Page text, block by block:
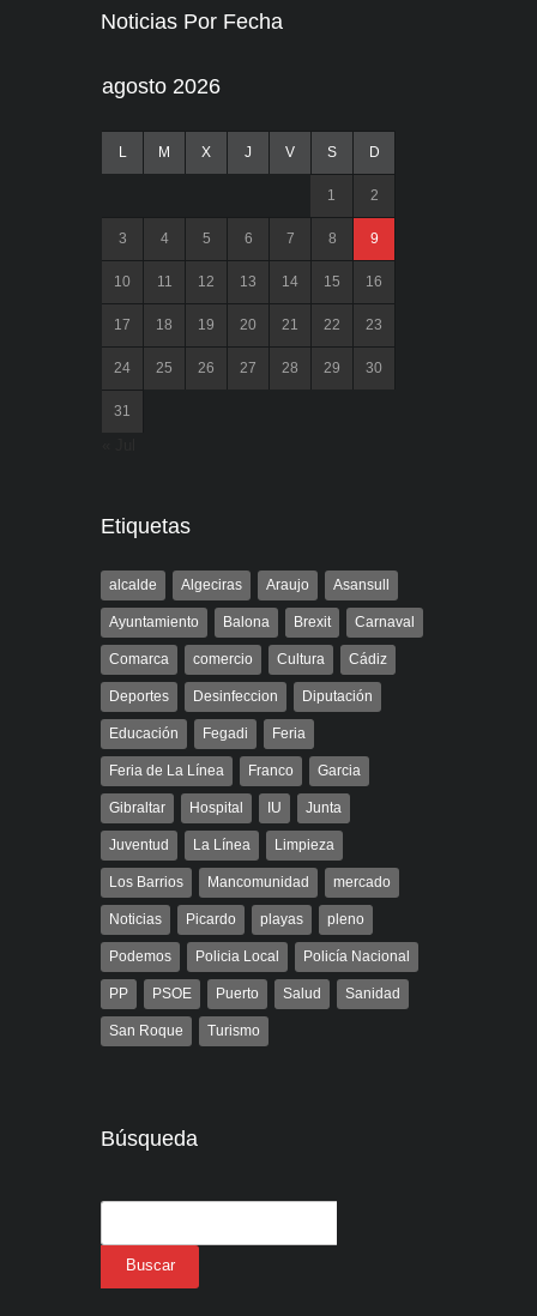
Noticias Por Fecha
agosto 2026
L M X J V S D
1 2
3 4 5 6 7 8 9
10 11 12 13 14 15 16
17 18 19 20 21 22 23
24 25 26 27 28 29 30
31
Etiquetas
alcalde Algeciras Araujo Asansull
Ayuntamiento Balona Brexit Carnaval
Comarca comercio Cultura Cádiz
Deportes Desinfeccion Diputación
Educación Fegadi Feria
Feria de La Línea Franco Garcia
Gibraltar Hospital IU Junta
Juventud La Línea Limpieza
Los Barrios Mancomunidad mercado
Noticias Picardo playas pleno
Podemos Policia Local Policía Nacional
PP PSOE Puerto Salud Sanidad
San Roque Turismo
Búsqueda